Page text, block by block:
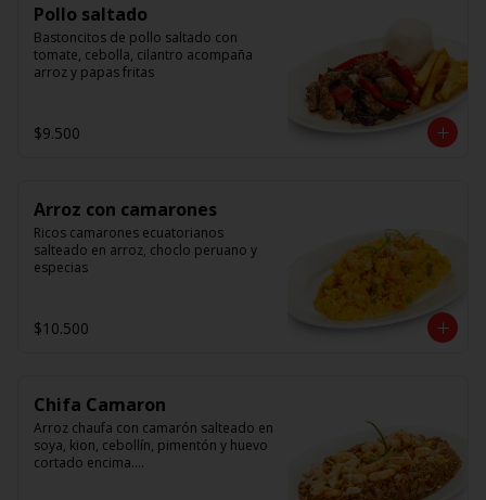
Pollo saltado
Bastoncitos de pollo saltado con
tomate, cebolla, cilantro acompaña
arroz y papas fritas
$9.500
Arroz con camarones
Ricos camarones ecuatorianos
salteado en arroz, choclo peruano y
especias
$10.500
Chifa Camaron
Arroz chaufa con camarón salteado en
soya, kion, cebollín, pimentón y huevo
cortado encima.